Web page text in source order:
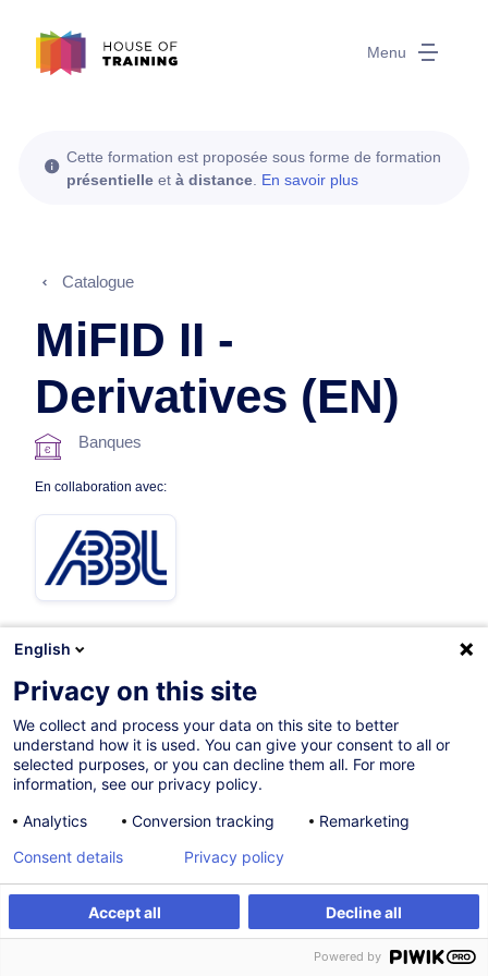
Menu
S'inscrire Formation sur mesure
Cette formation est proposée sous forme de formation
présentielle et à distance En savoir plus
Catalogue
MiFID II -
Derivatives (EN)
Banques
En collaboration avec:
Formation présentielle
Formation à distance
Cours du jour
003190
English
Privacy on this site
We collect and process your data on this site to better
understand how it is used. You can give your consent to all or
selected purposes, or you can decline them all. For more
information, see our privacy policy.
Analytics
Conversion tracking Remarketing
Accept all Decline all
Consent details Privacy policy
Powered by